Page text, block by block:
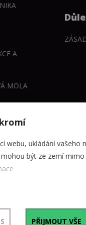
A
MOLA
webu, ukládání
být ze zemí
PŘIJMOUT VŠE